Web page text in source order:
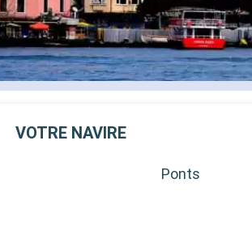
VOTRE NAVIRE
Ponts